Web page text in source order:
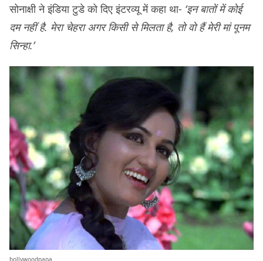
सोनाक्षी ने इंडिया टुडे को दिए इंटरव्यू में कहा था- ‘इन बातों में कोई
दम नहीं है. मेरा चेहरा अगर किसी से मिलता है, तो वो हैं मेरी मां पूनम
सिन्हा.’
bollywoodpapa